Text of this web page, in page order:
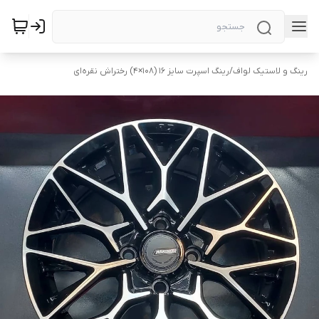
رینگ و لاستیک لواف/رینگ اسپرت سایز ۱۶ (۱۰۸×۴) رختراش نقره‌ای